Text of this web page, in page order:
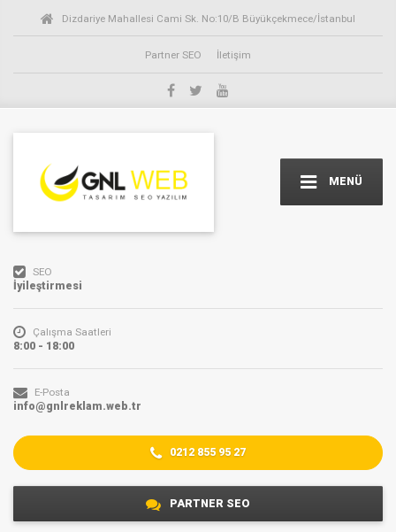
Dizdariye Mahallesi Cami Sk. No:10/B Büyükçekmece/İstanbul
Partner SEO İletişim
MENÜ
PARTNER SEO
SEO
İyileştirmesi
Çalışma Saatleri
8:00 - 18:00
E-Posta
info@gnlreklam.web.tr
0212 855 95 27